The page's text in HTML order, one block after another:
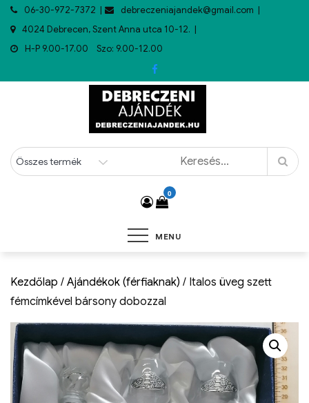
06-30-972-7372
debreczeniajandek@gmail.com
4024 Debrecen, Szent Anna utca 10-12.
H-P 9.00-17.00 Szo: 9.00-12.00
0
MENU
Kezdőlap / Ajándékok (férfiaknak) / Italos üveg szett
fémcímkével bársony dobozzal